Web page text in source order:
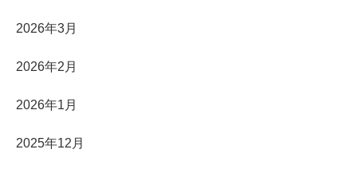
2026年3月
2026年2月
2026年1月
2025年12月